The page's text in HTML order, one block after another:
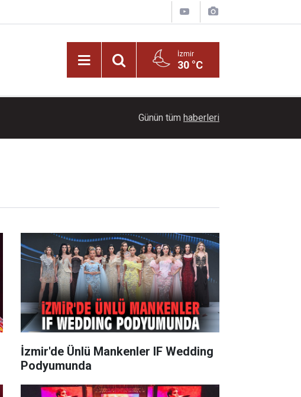
İzmir
30 °C
Dünyaca ünlü şarkıcı Türkiye'ye dava açmış
Günün tüm haberleri
İzmir'de Ünlü Mankenler IF Wedding
Podyumunda